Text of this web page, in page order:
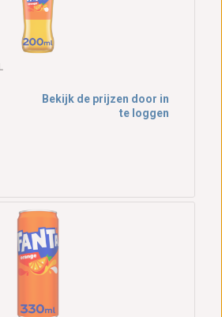
Bekijk de prijzen door in
te loggen